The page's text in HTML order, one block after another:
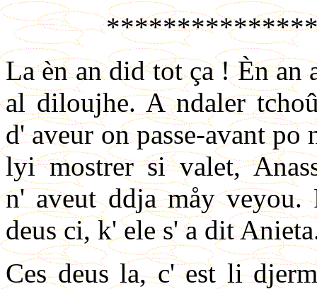
La èn an did tot ça ! Èn an
al diloujhe. A ndaler
d' aveur on passe-avant
lyi mostrer si valet,
n' aveut ddja måy
deus ci, k' ele s' a dit
Ces deus la, c' est li